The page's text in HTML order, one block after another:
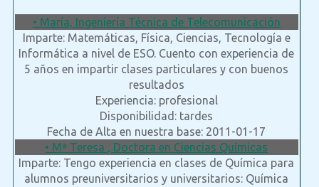
• María, Ingeniería Técnica de Telecomunicación
Imparte: Matemáticas, Física, Ciencias, Tecnología e
Informática a nivel de ESO. Cuento con experiencia de
5 años en impartir clases particulares y con buenos
resultados
Experiencia: profesional
Disponibilidad: tardes
Fecha de Alta en nuestra base: 2011-01-17
• Mª Teresa , Doctora en Ciencias Químicas
Imparte: Tengo experiencia en clases de Química para
alumnos preuniversitarios y universitarios: Química